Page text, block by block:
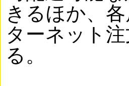
きるほか、
ターネット
る。